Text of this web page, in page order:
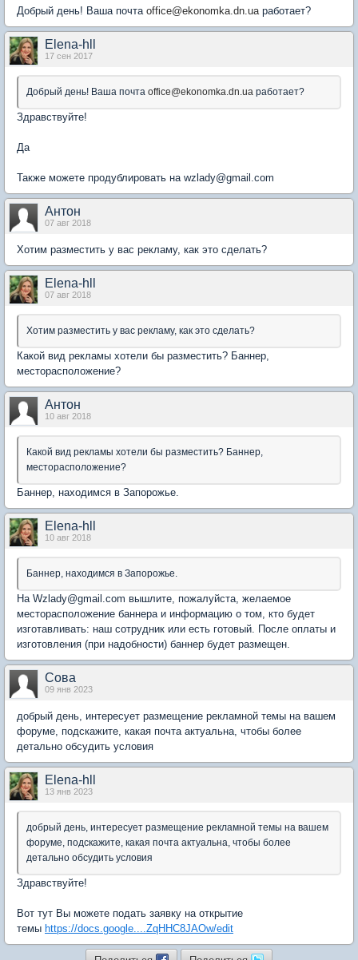
Добрый день! Ваша почта office@ekonomka.dn.ua работает?
Elena-hll
17 сен 2017
Добрый день! Ваша почта office@ekonomka.dn.ua работает?
Здравствуйте!
Да
Также можете продублировать на wzlady@gmail.com
Антон
07 авг 2018
Хотим разместить у вас рекламу, как это сделать?
Elena-hll
07 авг 2018
Хотим разместить у вас рекламу, как это сделать?
Какой вид рекламы хотели бы разместить? Баннер,
месторасположение?
Антон
10 авг 2018
Какой вид рекламы хотели бы разместить? Баннер,
месторасположение?
Баннер, находимся в Запорожье.
Elena-hll
10 авг 2018
Баннер, находимся в Запорожье.
На Wzlady@gmail.com вышлите, пожалуйста, желаемое
месторасположение баннера и информацию о том, кто будет
изготавливать: наш сотрудник или есть готовый. После оплаты и
изготовления (при надобности) баннер будет размещен.
Сова
09 янв 2023
добрый день, интересует размещение рекламной темы на вашем
форуме, подскажите, какая почта актуальна, чтобы более
детально обсудить условия
Elena-hll
13 янв 2023
добрый день, интересует размещение рекламной темы на вашем
форуме, подскажите, какая почта актуальна, чтобы более
детально обсудить условия
Здравствуйте!
Вот тут Вы можете подать заявку на открытие
темы https://docs.google....ZqHHC8JAOw/edit